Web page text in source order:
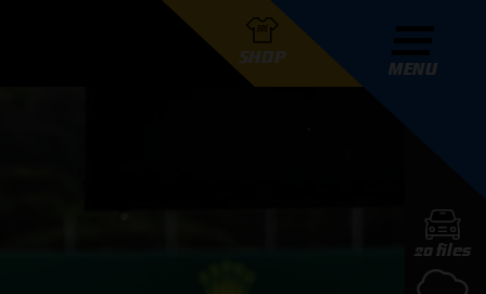
SHOP
MENU
20 files